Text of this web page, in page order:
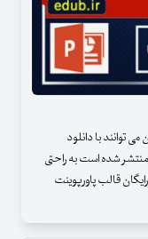
توانند با دانلود
منتشر شده است به راحتی
قالب پاورپوینت